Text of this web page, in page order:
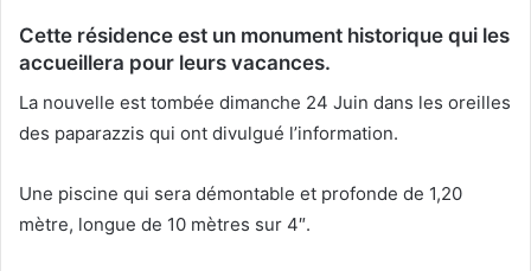
Cette résidence est un monument historique qui les
accueillera pour leurs vacances.
La nouvelle est tombée dimanche 24 Juin dans les oreilles
des paparazzis qui ont divulgué l’information.
Une piscine qui sera démontable et profonde de 1,20
mètre, longue de 10 mètres sur 4″.